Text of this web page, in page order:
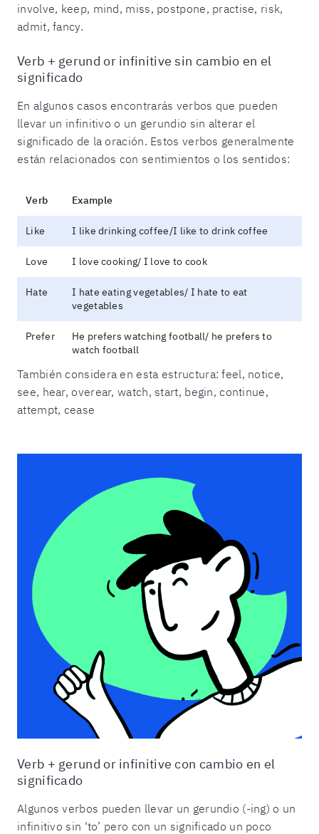
involve, keep, mind, miss, postpone, practise, risk,
admit, fancy.
Verb + gerund or infinitive sin cambio en el
significado
En algunos casos encontrarás verbos que pueden
llevar un infinitivo o un gerundio sin alterar el
significado de la oración. Estos verbos generalmente
están relacionados con sentimientos o los sentidos:
Verb Example
Like I like drinking coffee/I like to drink coffee
Love I love cooking/ I love to cook
Hate
I hate eating vegetables/ I hate to eat
vegetables
Prefer
He prefers watching football/ he prefers to
watch football
También considera en esta estructura: feel, notice,
see, hear, overear, watch, start, begin, continue,
attempt, cease
Verb + gerund or infinitive con cambio en el
significado
Algunos verbos pueden llevar un gerundio (-ing) o un
infinitivo sin ‘to’ pero con un significado un poco